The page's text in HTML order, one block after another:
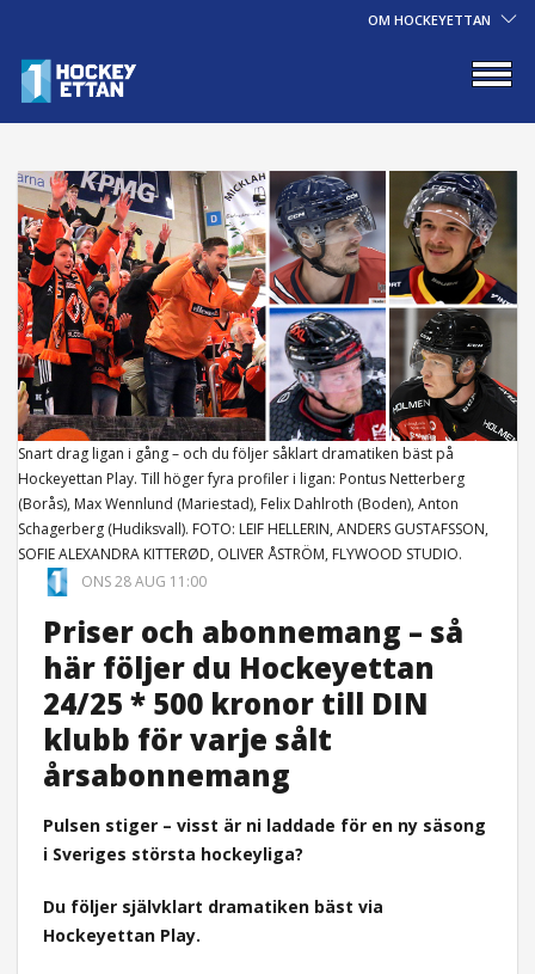
OM HOCKEYETTAN
Snart drag ligan i gång – och du följer såklart dramatiken bäst på
Hockeyettan Play. Till höger fyra profiler i ligan: Pontus Netterberg
(Borås), Max Wennlund (Mariestad), Felix Dahlroth (Boden), Anton
Schagerberg (Hudiksvall). FOTO: LEIF HELLERIN, ANDERS GUSTAFSSON,
SOFIE ALEXANDRA KITTERØD, OLIVER ÅSTRÖM, FLYWOOD STUDIO.
ONS 28 AUG 11:00
Priser och abonnemang – så
här följer du Hockeyettan
24/25 * 500 kronor till DIN
klubb för varje sålt
årsabonnemang
Pulsen stiger – visst är ni laddade för en ny säsong
i Sveriges största hockeyliga?
Du följer självklart dramatiken bäst via
Hockeyettan Play.